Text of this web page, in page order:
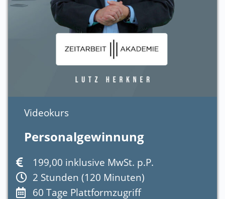
Videokurs
Personalgewinnung
199,00 inklusive MwSt. p.P.
2 Stunden (120 Minuten)
60 Tage Plattformzugriff